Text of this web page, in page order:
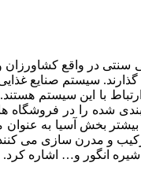
سنتی در واقع
سیستم صنایع
سیستم هستند.
شده را در
بخش آسیا به
مدرن سازی می کنند.
انگور و… اشاره کرد.